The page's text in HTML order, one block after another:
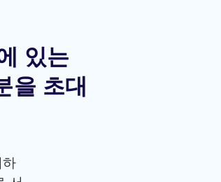
있는
을 초대
하